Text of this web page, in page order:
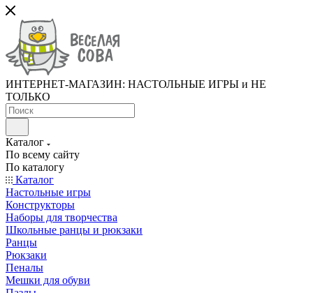
ИНТЕРНЕТ-МАГАЗИН: НАСТОЛЬНЫЕ ИГРЫ и НЕ
ТОЛЬКО
Каталог
По всему сайту
По каталогу
Каталог
Настольные игры
Конструкторы
Наборы для творчества
Школьные ранцы и рюкзаки
Ранцы
Рюкзаки
Пеналы
Мешки для обуви